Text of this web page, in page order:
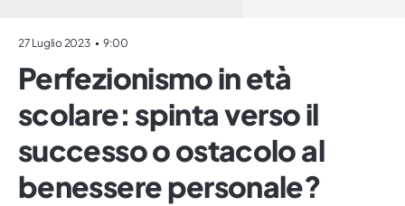
27 Luglio 2023 9:00
Perfezionismo in età
scolare: spinta verso il
successo o ostacolo al
benessere personale?